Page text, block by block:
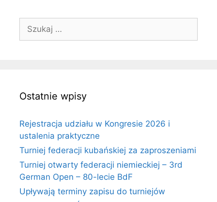
Ostatnie wpisy
Rejestracja udziału w Kongresie 2026 i
ustalenia praktyczne
Turniej federacji kubańskiej za zaproszeniami
Turniej otwarty federacji niemieckiej – 3rd
German Open – 80-lecie BdF
Upływają terminy zapisu do turniejów